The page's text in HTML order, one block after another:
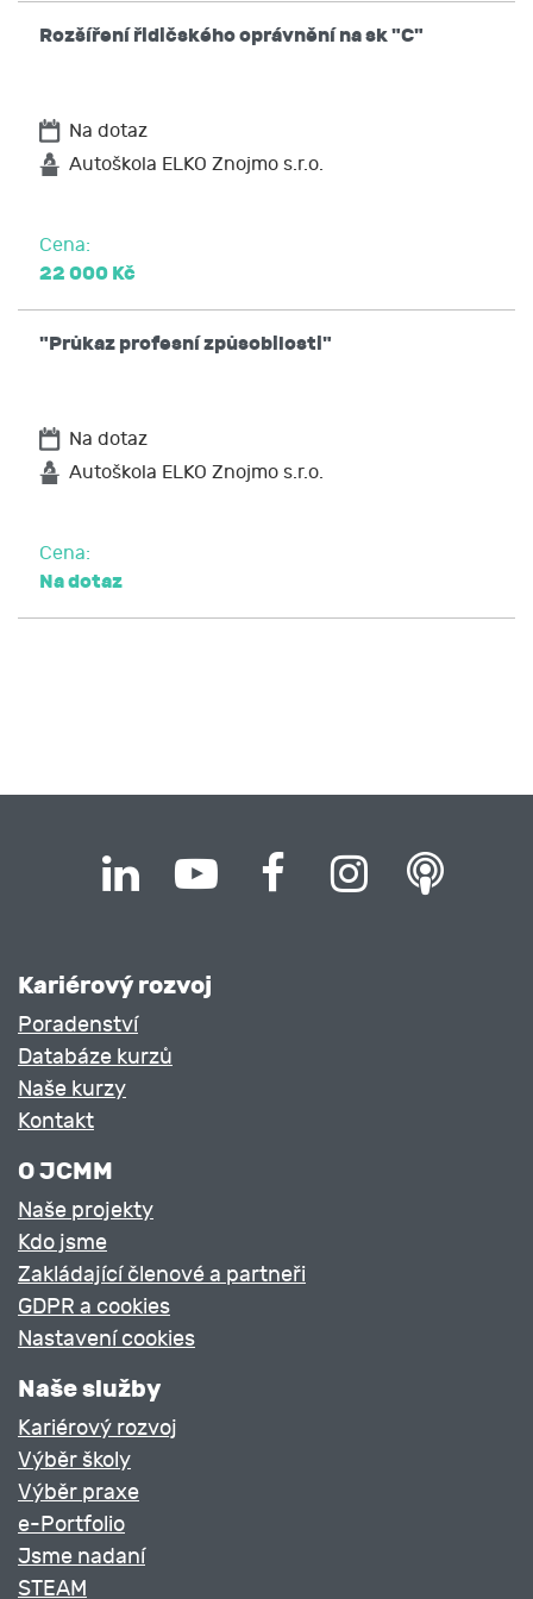
vyžádat si u JCMM přístup k těmto údajům
požadovat po JCMM výmaz těchto osobních
údajů
údajů nebo se obrátit na soud.
Rozšíření řidičského oprávnění na sk "C"
Na dotaz
Autoškola ELKO Znojmo s.r.o.
Cena:
22 000 Kč
"Průkaz profesní způsobilosti"
Na dotaz
Autoškola ELKO Znojmo s.r.o.
Cena:
Na dotaz
Kariérový rozvoj
Poradenství
Databáze kurzů
Naše kurzy
Kontakt
O JCMM
Naše projekty
Kdo jsme
Zakládající členové a partneři
GDPR a cookies
Nastavení cookies
Naše služby
Kariérový rozvoj
Výběr školy
Výběr praxe
e-Portfolio
Jsme nadaní
STEAM